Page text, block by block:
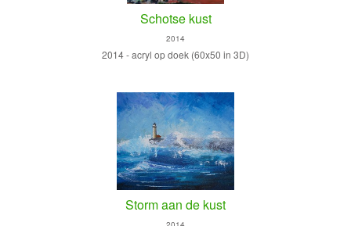
Schotse kust
2014
2014 - acryl op doek (60x50 in 3D)
Storm aan de kust